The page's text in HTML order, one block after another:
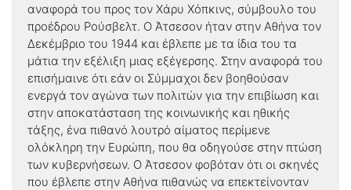
αναφορά του προς τον Χάρυ Χόπκινς, σύμβουλο του
προέδρου Ρούσβελτ. Ο Άτσεσον ήταν στην Αθήνα τον
Δεκέμβριο του 1944 και έβλεπε με τα ίδια του τα
μάτια την εξέλιξη μιας εξέγερσης. Στην αναφορά του
επισήμαινε ότι εάν οι Σύμμαχοι δεν βοηθούσαν
ενεργά τον αγώνα των πολιτών για την επιβίωση και
στην αποκατάσταση της κοινωνικής και ηθικής
τάξης, ένα πιθανό λουτρό αίματος περίμενε
ολόκληρη την Ευρώπη, που θα οδηγούσε στην πτώση
των κυβερνήσεων. Ο Άτσεσον φοβόταν ότι οι σκηνές
που έβλεπε στην Αθήνα πιθανώς να επεκτείνονταν